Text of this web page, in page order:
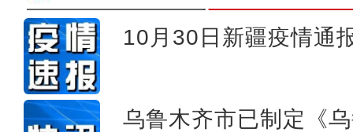
10月30日新疆疫情通
乌鲁木齐市已制定《